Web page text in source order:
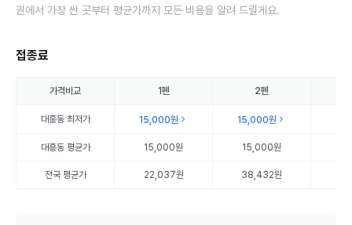
권에서 가장 싼 곳부터 평균가까지 모든 비용을 알려 드릴게요.
접종료
가격비교 1펜 2펜
대흥동최저가 15,000원 15,000원
대흥동평균가 15,000원 15,000원
전국 평균가 22,037원 38,432원